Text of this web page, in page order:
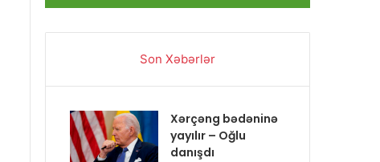
Son Xəbərlər
Xərçəng bədəninə
yayılır – Oğlu
danışdı